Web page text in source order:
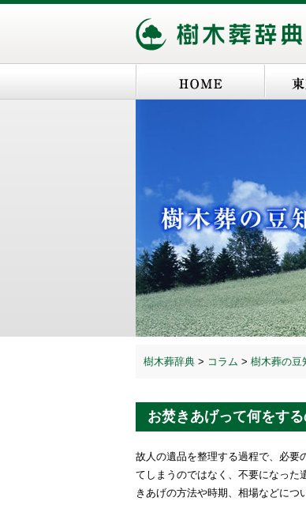
樹木葬辞典 > コラム > 樹木葬の豆
お焚きあげって何をす
故人の遺品を整理する過程で、必要
てしまうのではなく、不要になった
きあげの方法や時期、相場などにつ